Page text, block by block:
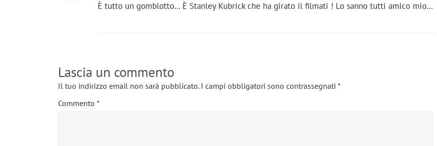
È tutto un gomblotto… È Stanley Kubrick che ha girato il filmati ! Lo sanno tutti amico mio…
Lascia un commento
Il tuo indirizzo email non sarà pubblicato. I campi obbligatori sono contrassegnati *
Commento *